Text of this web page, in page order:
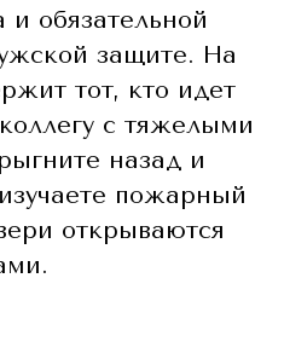
обязательной
защите. На
тот, кто идет
с тяжелыми
назад и
пожарный
открываются